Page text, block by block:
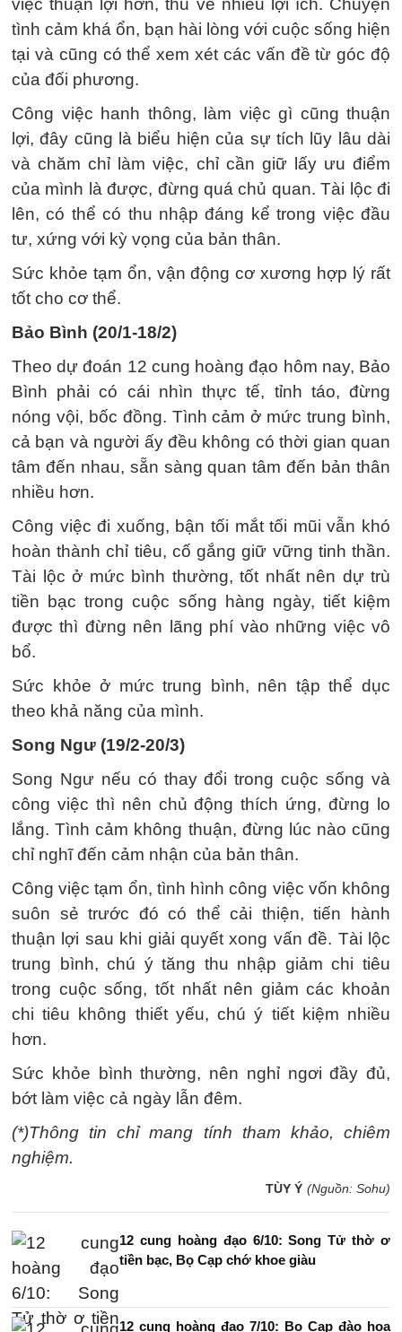
việc thuận lợi hơn, thu về nhiều lợi ích. Chuyện
tình cảm khá ổn, bạn hài lòng với cuộc sống hiện
tại và cũng có thể xem xét các vấn đề từ góc độ
của đối phương.
Công việc hanh thông, làm việc gì cũng thuận
lợi, đây cũng là biểu hiện của sự tích lũy lâu dài
và chăm chỉ làm việc, chỉ cần giữ lấy ưu điểm
của mình là được, đừng quá chủ quan. Tài lộc đi
lên, có thể có thu nhập đáng kể trong việc đầu
tư, xứng với kỳ vọng của bản thân.
Sức khỏe tạm ổn, vận động cơ xương hợp lý rất
tốt cho cơ thể.
Bảo Bình (20/1-18/2)
Theo dự đoán 12 cung hoàng đạo hôm nay, Bảo
Bình phải có cái nhìn thực tế, tỉnh táo, đừng
nóng vội, bốc đồng. Tình cảm ở mức trung bình,
cả bạn và người ấy đều không có thời gian quan
tâm đến nhau, sẵn sàng quan tâm đến bản thân
nhiều hơn.
Công việc đi xuống, bận tối mắt tối mũi vẫn khó
hoàn thành chỉ tiêu, cố gắng giữ vững tinh thần.
Tài lộc ở mức bình thường, tốt nhất nên dự trù
tiền bạc trong cuộc sống hàng ngày, tiết kiệm
được thì đừng nên lãng phí vào những việc vô
bổ.
Sức khỏe ở mức trung bình, nên tập thể dục
theo khả năng của mình.
Song Ngư (19/2-20/3)
Song Ngư nếu có thay đổi trong cuộc sống và
công việc thì nên chủ động thích ứng, đừng lo
lắng. Tình cảm không thuận, đừng lúc nào cũng
chỉ nghĩ đến cảm nhận của bản thân.
Công việc tạm ổn, tình hình công việc vốn không
suôn sẻ trước đó có thể cải thiện, tiến hành
thuận lợi sau khi giải quyết xong vấn đề. Tài lộc
trung bình, chú ý tăng thu nhập giảm chi tiêu
trong cuộc sống, tốt nhất nên giảm các khoản
chi tiêu không thiết yếu, chú ý tiết kiệm nhiều
hơn.
Sức khỏe bình thường, nên nghỉ ngơi đầy đủ,
bớt làm việc cả ngày lẫn đêm.
(*)Thông tin chỉ mang tính tham khảo, chiêm
nghiệm.
TÙY Ý (Nguồn: Sohu)
12 cung hoàng đạo 6/10: Song Tử thờ ơ
tiền bạc, Bọ Cạp chớ khoe giàu
12 cung hoàng đạo 7/10: Bọ Cạp đào hoa